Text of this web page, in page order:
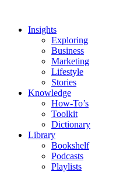
Insights
Exploring
Business
Marketing
Lifestyle
Stories
Knowledge
How-To’s
Toolkit
Dictionary
Library
Bookshelf
Podcasts
Playlists